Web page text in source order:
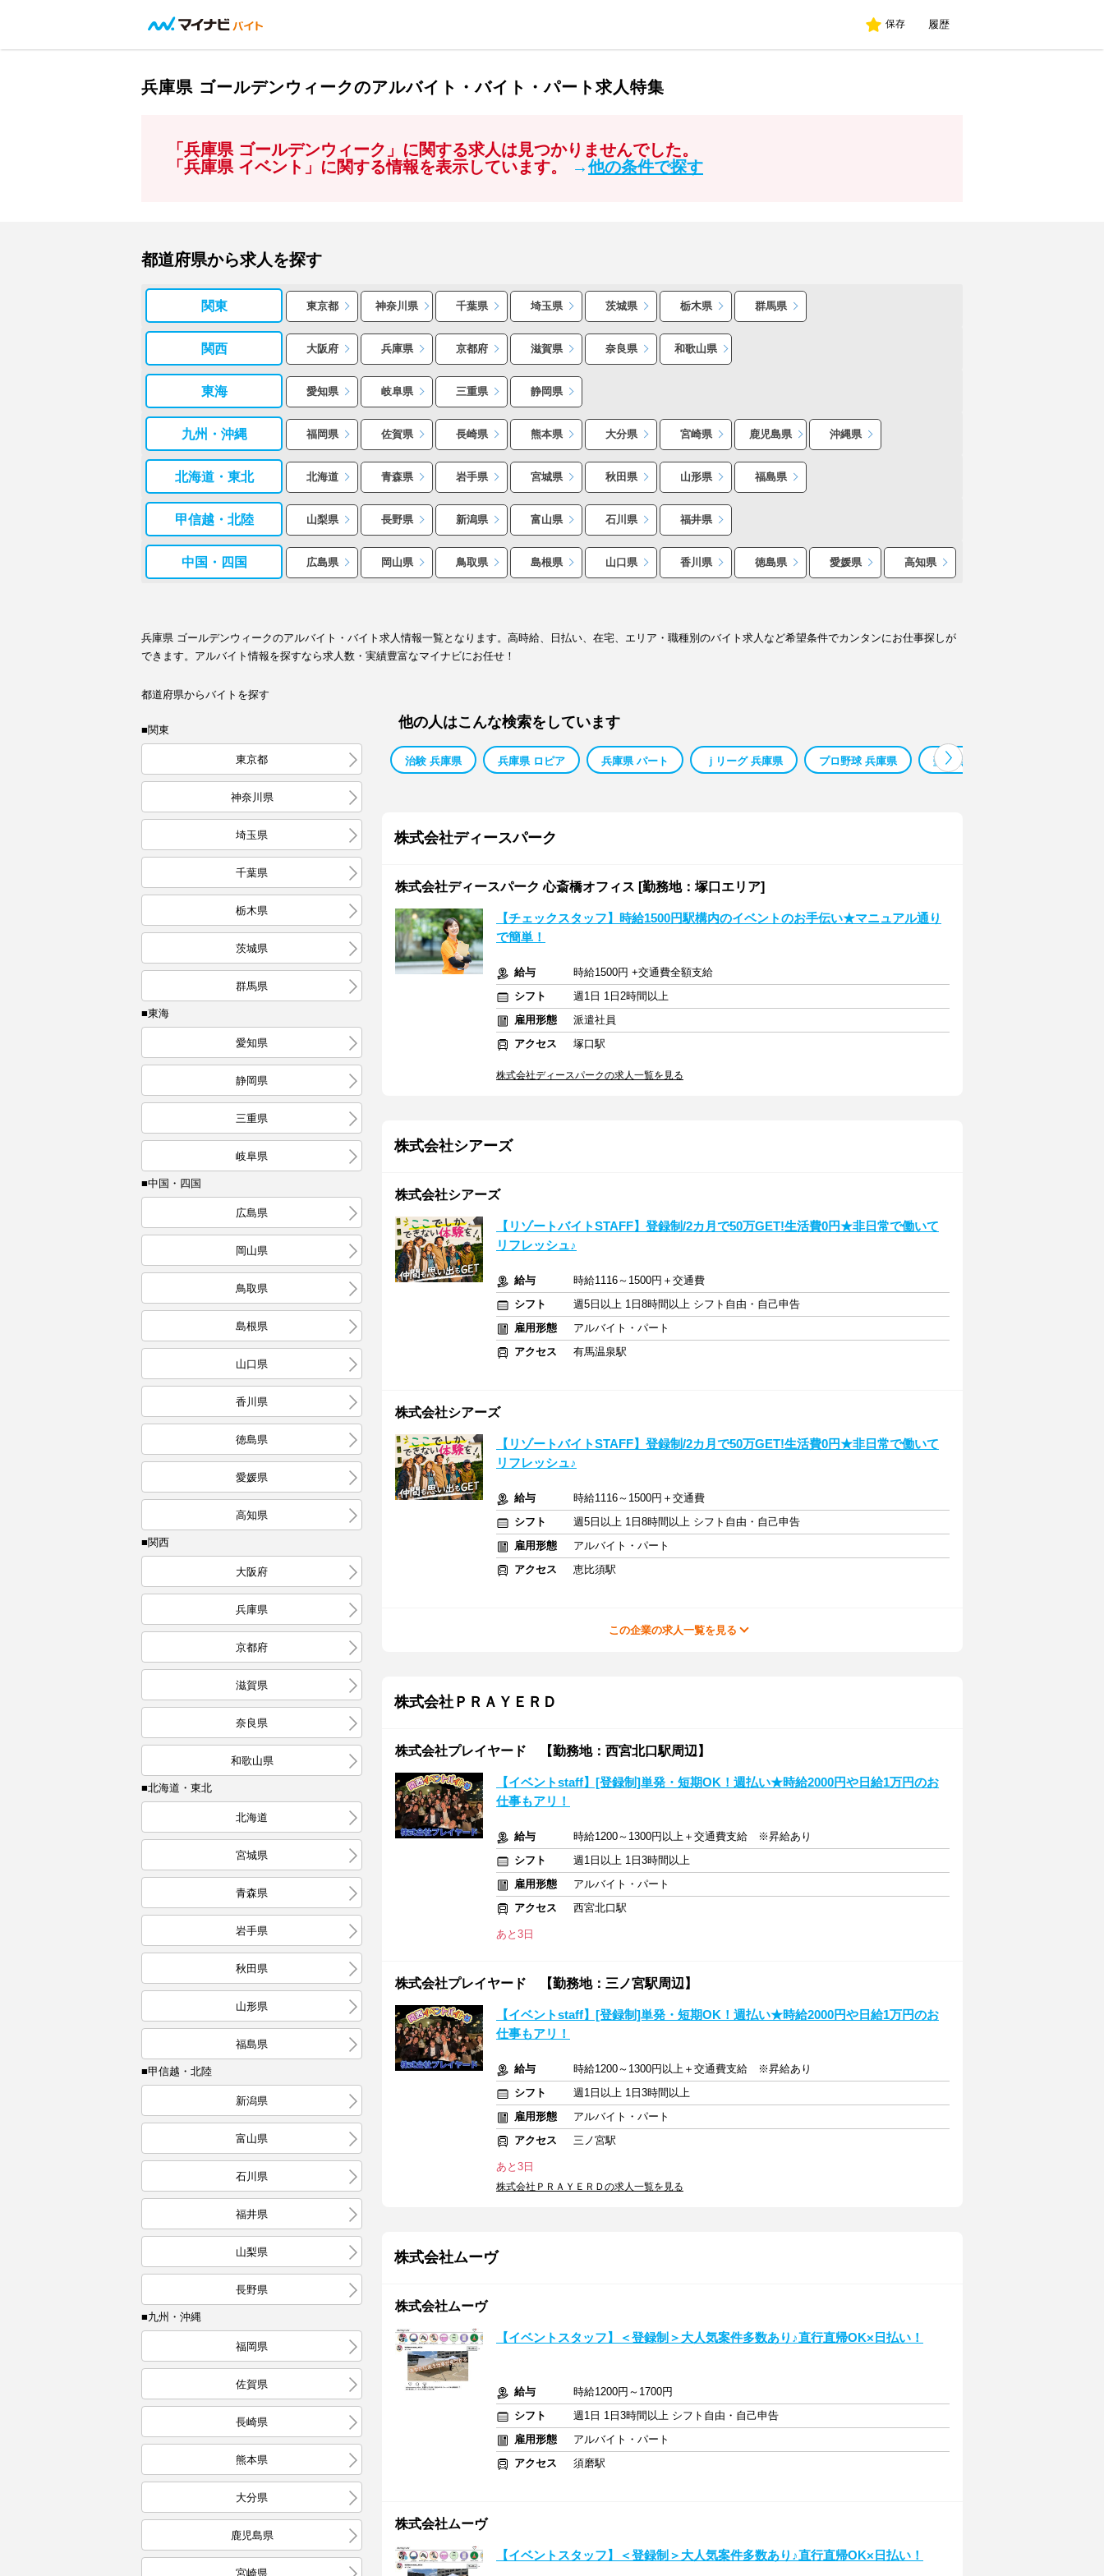
保存 履歴
兵庫県 ゴールデンウィークのアルバイト・バイト・パート求人特集
「兵庫県 ゴールデンウィーク」に関する求人は見つかりませんでした。
「兵庫県 イベント」に関する情報を表示しています。
→他の条件で探す
都道府県から求人を探す
関東 東京都 神奈川県 千葉県 埼玉県 茨城県 栃木県 群馬県
関西 大阪府 兵庫県 京都府 滋賀県 奈良県 和歌山県
東海 愛知県 岐阜県 三重県 静岡県
九州・沖縄 福岡県 佐賀県 長崎県 熊本県 大分県 宮崎県 鹿児島県 沖縄県
北海道・東北 北海道 青森県 岩手県 宮城県 秋田県 山形県 福島県
甲信越・北陸 山梨県 長野県 新潟県 富山県 石川県 福井県
中国・四国 広島県 岡山県 鳥取県 島根県 山口県 香川県 徳島県 愛媛県 高知県
兵庫県 ゴールデンウィークのアルバイト・バイト求人情報一覧となります。高時給、日払い、在宅、エリア・職種別のバイト求人など希望条件でカンタンにお仕事探しが
できます。アルバイト情報を探すなら求人数・実績豊富なマイナビにお任せ！
都道府県からバイトを探す
■関東
東京都
神奈川県
埼玉県
千葉県
栃木県
茨城県
群馬県
■東海
愛知県
静岡県
三重県
岐阜県
■中国・四国
広島県
岡山県
鳥取県
島根県
山口県
香川県
徳島県
愛媛県
高知県
■関西
大阪府
兵庫県
京都府
滋賀県
奈良県
和歌山県
■北海道・東北
北海道
宮城県
青森県
岩手県
秋田県
山形県
福島県
■甲信越・北陸
新潟県
富山県
石川県
福井県
山梨県
長野県
■九州・沖縄
福岡県
佐賀県
長崎県
熊本県
大分県
鹿児島県
宮崎県
他の人はこんな検索をしています
治験 兵庫県 兵庫県 ロピア 兵庫県 パート ｊリーグ 兵庫県 プロ野球 兵庫県 塾 採点 兵庫県
株式会社ディースパーク
株式会社ディースパーク 心斎橋オフィス [勤務地：塚口エリア]
【チェックスタッフ】時給1500円駅構内のイベントのお手伝い★マニュアル通り
で簡単！
給与
時給1500円 +交通費全額支給
シフト
週1日 1日2時間以上
雇用形態
派遣社員
アクセス
塚口駅
株式会社ディースパークの求人一覧を見る
株式会社シアーズ
株式会社シアーズ
【リゾートバイトSTAFF】登録制/2カ月で50万GET!生活費0円★非日常で働いて
リフレッシュ♪
給与
時給1116～1500円＋交通費
シフト
週5日以上 1日8時間以上 シフト自由・自己申告
雇用形態
アルバイト・パート
アクセス
有馬温泉駅
株式会社シアーズ
【リゾートバイトSTAFF】登録制/2カ月で50万GET!生活費0円★非日常で働いて
リフレッシュ♪
給与
時給1116～1500円＋交通費
シフト
週5日以上 1日8時間以上 シフト自由・自己申告
雇用形態
アルバイト・パート
アクセス
恵比須駅
この企業の求人一覧を見る
株式会社ＰＲＡＹＥＲＤ
株式会社プレイヤード 【勤務地：西宮北口駅周辺】
【イベントstaff】[登録制]単発・短期OK！週払い★時給2000円や日給1万円のお
仕事もアリ！
給与
時給1200～1300円以上＋交通費支給 ※昇給あり
シフト
週1日以上 1日3時間以上
雇用形態
アルバイト・パート
アクセス
西宮北口駅
あと3日
株式会社プレイヤード 【勤務地：三ノ宮駅周辺】
【イベントstaff】[登録制]単発・短期OK！週払い★時給2000円や日給1万円のお
仕事もアリ！
給与
時給1200～1300円以上＋交通費支給 ※昇給あり
シフト
週1日以上 1日3時間以上
雇用形態
アルバイト・パート
アクセス
三ノ宮駅
あと3日
株式会社ＰＲＡＹＥＲＤの求人一覧を見る
株式会社ムーヴ
株式会社ムーヴ
【イベントスタッフ】＜登録制＞大人気案件多数あり♪直行直帰OK×日払い！
給与
時給1200円～1700円
シフト
週1日 1日3時間以上 シフト自由・自己申告
雇用形態
アルバイト・パート
アクセス
須磨駅
株式会社ムーヴ
【イベントスタッフ】＜登録制＞大人気案件多数あり♪直行直帰OK×日払い！